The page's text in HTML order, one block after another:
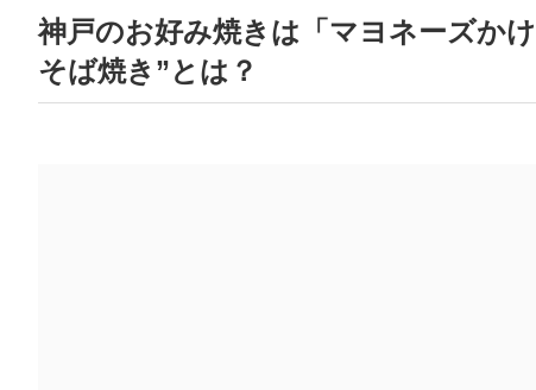
神戸のお好み焼きは「マヨネーズか
そば焼き”とは？